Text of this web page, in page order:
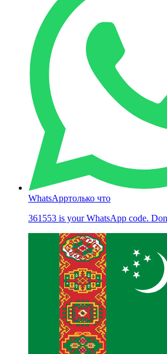
WhatsAppтолько что
361553 is your WhatsApp code.